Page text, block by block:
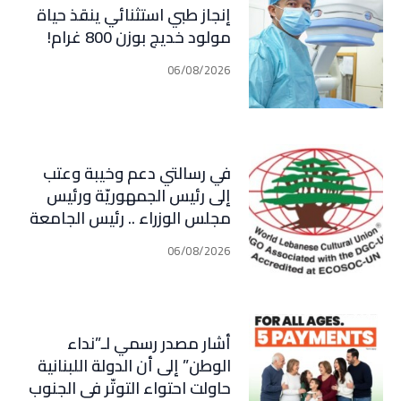
إنجاز طبي استثنائي ينقذ حياة
مولود خديج بوزن 800 غرام!
06/08/2026
في رسالتي دعم وخيبة وعتب
إلى رئيس الجمهوريّة ورئيس
مجلس الوزراء .. رئيس الجامعة
اللبنانية الثقافيّة في العالم
(WLCU) يؤكد دعم الدّولة06/08/2026
أشار مصدر رسمي لـ”نداء
الوطن” إلى أن الدولة اللبنانية
حاولت احتواء التوتّر في الجنوب